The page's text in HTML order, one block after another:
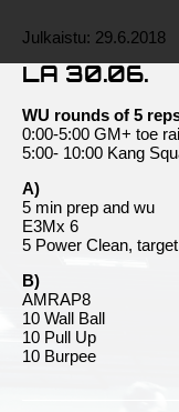
Julkaistu: 29.6.2018
LA 30.06.
WU rounds of 5
0:00-5:00 GM+ toe
5:00- 10:00 Kang
A)
5 min prep and wu
E3Mx 6
5 Power Clean,
B)
AMRAP8
10 Wall Ball
10 Pull Up
10 Burpee